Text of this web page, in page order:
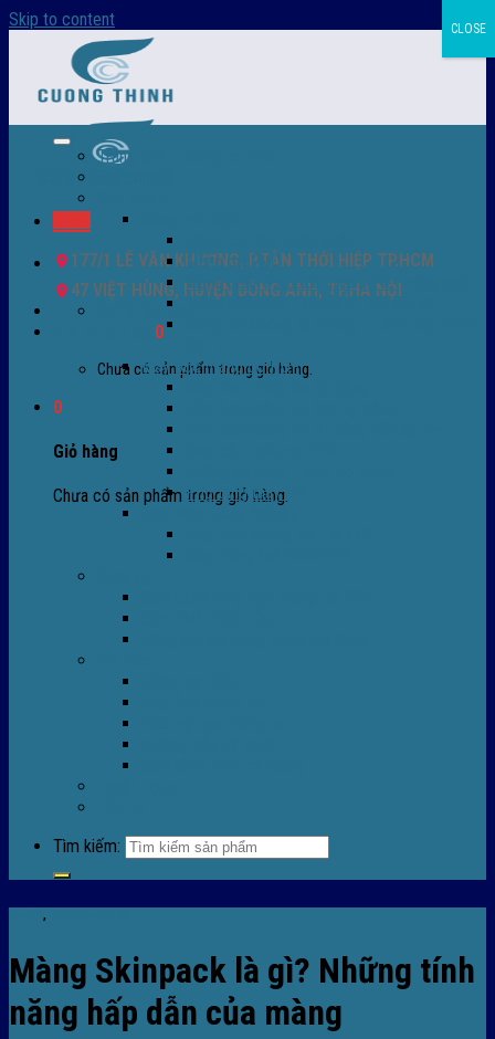
Skip to content
177/1 LÊ VĂN KHƯƠNG, P.TÂN THỚI HIỆP TP.HCM
47 VIỆT HÙNG, HUYỆN ĐÔNG ANH, TP.HÀ NỘI
0932 756 950
0
Chưa có sản phẩm trong giỏ hàng.
0
Giỏ hàng
Chưa có sản phẩm trong giỏ hàng.
Trang chủ – Màng co POF
Màng co PVC
Màng quấn PALLET- màng PE- màng chit
Màng skinpack - skinfilm - hút sát da
Máy bọc màng co POF
Phụ tùng thay thế
Tìm kiếm:
,
Màng Skinpack là gì? Những tính
năng hấp dẫn của màng
CLOSE